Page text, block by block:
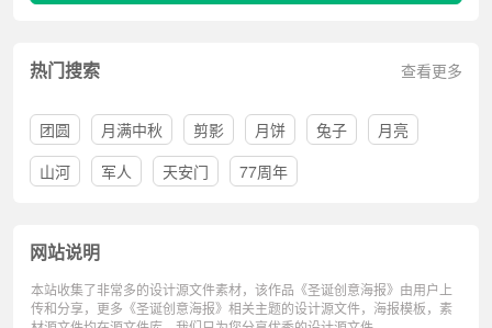
热门搜索 查看更多
团圆 月满中秋 剪影 月饼 兔子
月亮
山河
军人 天安门 77周年
网站说明
本站收集了非常多的设计源文件素材，该作品《圣诞创意海报》由用户上
传和分享，更多《圣诞创意海报》相关主题的设计源文件，海报模板，素